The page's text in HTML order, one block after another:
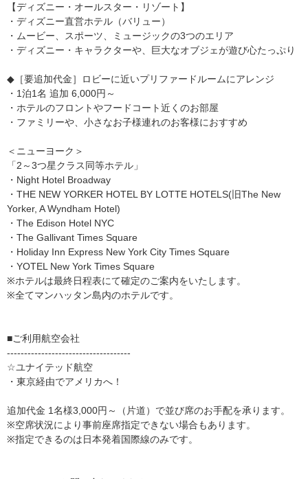
【ディズニー・オールスター・リゾート】
・ディズニー直営ホテル（バリュー）
・ムービー、スポーツ、ミュージックの3つのエリア
・ディズニー・キャラクターや、巨大なオブジェが遊び心たっぷり
◆［要追加代金］ロビーに近いプリファードルームにアレンジ
・1泊1名 追加 6,000円～
・ホテルのフロントやフードコート近くのお部屋
・ファミリーや、小さなお子様連れのお客様におすすめ
＜ニューヨーク＞
「2～3つ星クラス同等ホテル」
・Night Hotel Broadway
・THE NEW YORKER HOTEL BY LOTTE HOTELS(旧The New
Yorker, A Wyndham Hotel)
・The Edison Hotel NYC
・The Gallivant Times Square
・Holiday Inn Express New York City Times Square
・YOTEL New York Times Square
※ホテルは最終日程表にて確定のご案内をいたします。
※全てマンハッタン島内のホテルです。
■ご利用航空会社
------------------------------------
☆ユナイテッド航空
・東京経由でアメリカへ！
追加代金 1名様3,000円～（片道）で並び席のお手配を承ります。
※空席状況により事前座席指定できない場合もあります。
※指定できるのは日本発着国際線のみです。